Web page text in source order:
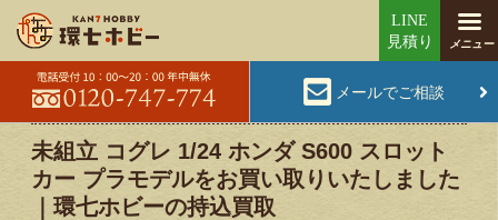
メールでご相談
未組立 コグレ 1/24 ホンダ S600 スロット
カー プラモデルをお買い取りいたしました
｜環七ホビーの持込買取